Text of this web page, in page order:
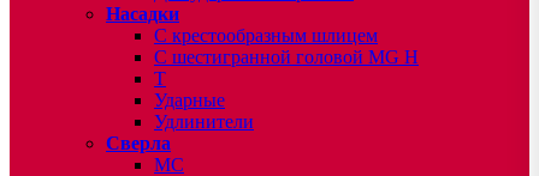
Насадки
С крестообразным шлицем
С шестигранной головой MG H
T
Ударные
Удлинители
Сверла
МС